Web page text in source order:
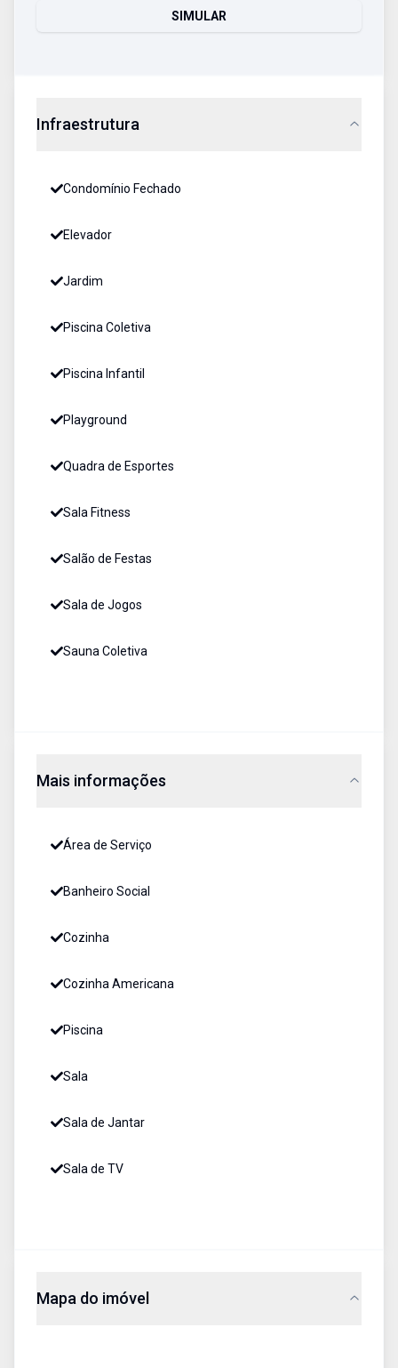
SIMULAR
Infraestrutura
Condomínio Fechado
Elevador
Jardim
Piscina Coletiva
Piscina Infantil
Playground
Quadra de Esportes
Sala Fitness
Salão de Festas
Sala de Jogos
Sauna Coletiva
Mais informações
Área de Serviço
Banheiro Social
Cozinha
Cozinha Americana
Piscina
Sala
Sala de Jantar
Sala de TV
Mapa do imóvel